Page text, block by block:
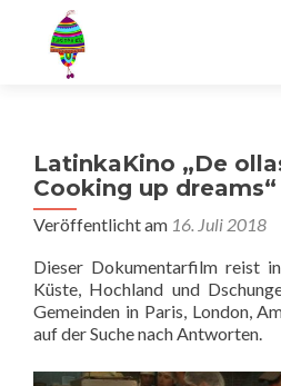
LatinkaKino „De
Cooking up dreams“
Veröffentlicht am 16. Juli 2018
Dieser Dokumentarfilm reist
Küste, Hochland und
Gemeinden in Paris, London,
auf der Suche nach Antworten.